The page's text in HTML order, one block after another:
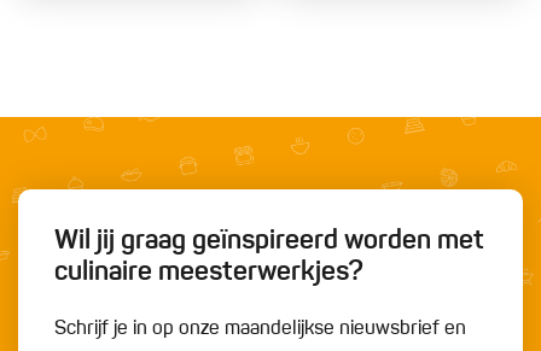
Wil jij graag geïnspireerd worden met
culinaire meesterwerkjes?
Schrijf je in op onze maandelijkse nieuwsbrief en